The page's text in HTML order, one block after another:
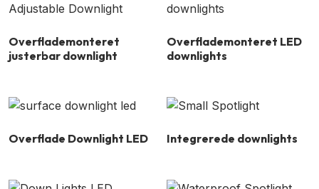
Overflademonteret
justerbar downlight
Overflademonteret LED
downlights
Overflade Downlight LED Integrerede downlights